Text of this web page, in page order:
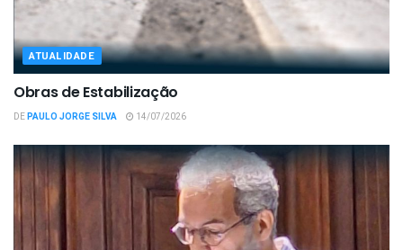
ATUALIDADE
Obras de Estabilização
DEPAULO JORGE SILVA 14/07/2026